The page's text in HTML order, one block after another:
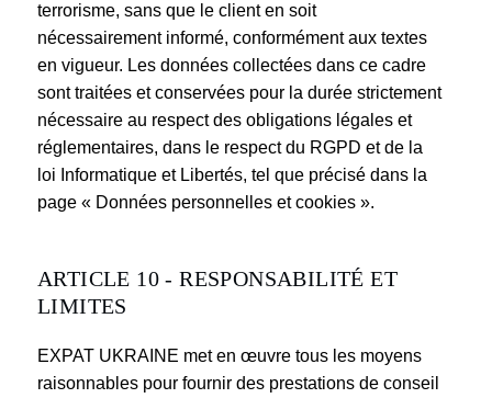
terrorisme, sans que le client en soit
nécessairement informé, conformément aux textes
en vigueur. Les données collectées dans ce cadre
sont traitées et conservées pour la durée strictement
nécessaire au respect des obligations légales et
réglementaires, dans le respect du RGPD et de la
loi Informatique et Libertés, tel que précisé dans la
page « Données personnelles et cookies ».
ARTICLE 10 - RESPONSABILITÉ ET
LIMITES
EXPAT UKRAINE met en œuvre tous les moyens
raisonnables pour fournir des prestations de conseil